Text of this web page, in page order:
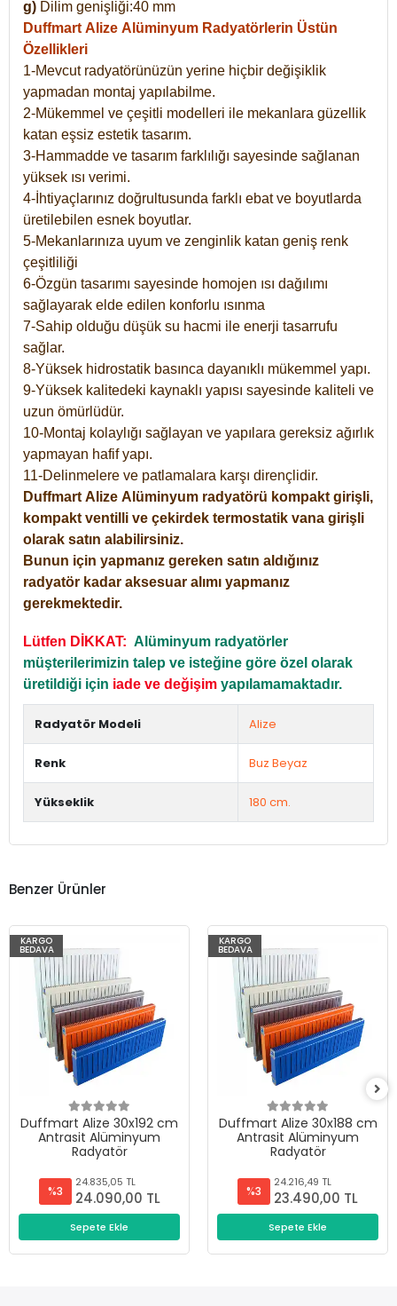
g) Dilim genişliği:40 mm
Duffmart Alize Alüminyum Radyatörlerin Üstün
Özellikleri
1-Mevcut radyatörünüzün yerine hiçbir değişiklik
yapmadan montaj yapılabilme.
2-Mükemmel ve çeşitli modelleri ile mekanlara güzellik
katan eşsiz estetik tasarım.
3-Hammadde ve tasarım farklılığı sayesinde sağlanan
yüksek ısı verimi.
4-İhtiyaçlarınız doğrultusunda farklı ebat ve boyutlarda
üretilebilen esnek boyutlar.
5-Mekanlarınıza uyum ve zenginlik katan geniş renk
çeşitliliği
6-Özgün tasarımı sayesinde homojen ısı dağılımı
sağlayarak elde edilen konforlu ısınma
7-Sahip olduğu düşük su hacmi ile enerji tasarrufu
sağlar.
8-Yüksek hidrostatik basınca dayanıklı mükemmel yapı.
9-Yüksek kalitedeki kaynaklı yapısı sayesinde kaliteli ve
uzun ömürlüdür.
10-Montaj kolaylığı sağlayan ve yapılara gereksiz ağırlık
yapmayan hafif yapı.
11-Delinmelere ve patlamalara karşı dirençlidir.
Duffmart Alize Alüminyum radyatörü kompakt girişli,
kompakt ventilli ve çekirdek termostatik vana girişli
olarak satın alabilirsiniz.
Bunun için yapmanız gereken satın aldığınız
radyatör kadar aksesuar alımı yapmanız
gerekmektedir.
Lütfen DİKKAT: Alüminyum radyatörler
müşterilerimizin talep ve isteğine göre özel olarak
üretildiği için iade ve değişim yapılamamaktadır.
Radyatör Modeli Alize
Renk Buz Beyaz
Yükseklik 180 cm.
Benzer Ürünler
KARGO
BEDAVA
Duffmart Alize 30x192 cm
Antrasit Alüminyum
Radyatör
%3
24.835,05 TL
24.090,00 TL
Sepete Ekle
KARGO
BEDAVA
Duffmart Alize 30x188 cm
Antrasit Alüminyum
Radyatör
%3
24.216,49 TL
23.490,00 TL
Sepete Ekle